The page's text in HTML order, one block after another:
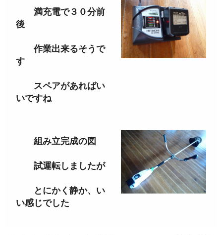
満充電で３０分前
後
作業出来るそうで
す
スペアがあればい
いですね
組み立完成の図
試運転しましたが
とにかく静か、い
い感じでした